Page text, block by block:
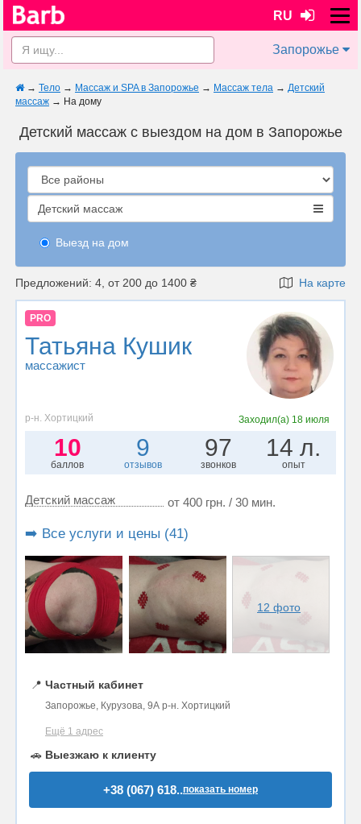
RU
Запорожье
→ Тело → Массаж и SPA в Запорожье → Массаж тела → Детский
массаж → На дому
Детский массаж с выездом на дом в Запорожье
Детский массаж
Выезд на дом
Предложений: 4, от 200 до 1400 ₴ На карте
PRO
Татьяна Кушик
массажист
р-н. Хортицкий Заходил(а) 18 июля
10
баллов
9
отзывов
97
звонков
14 л.
опыт
Детский массаж от 400 грн. / 30 мин.
➡️ Все услуги и цены (41)
12 фото
📍 Частный кабинет
Запорожье, Курузова, 9А р-н. Хортицкий
Ещё 1 адрес
🚗 Выезжаю к клиенту
+38 (067) 618..показать номер